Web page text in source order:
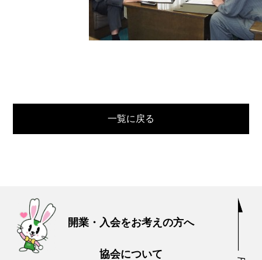
一覧に戻る
開業・入会をお考えの方へ
協会について